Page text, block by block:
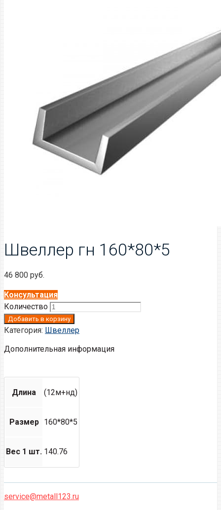
Швеллер гн 160*80*5
46 800 руб.
Консультация
Количество
Добавить в корзину
Категория: Швеллер
Дополнительная информация
Длина (12м+нд)
Размер 160*80*5
Вес 1 шт. 140.76
service@metall123.ru